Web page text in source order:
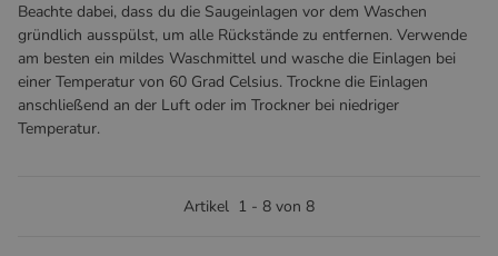
Beachte dabei, dass du die Saugeinlagen vor dem Waschen
gründlich ausspülst, um alle Rückstände zu entfernen. Verwende
am besten ein mildes Waschmittel und wasche die Einlagen bei
einer Temperatur von 60 Grad Celsius. Trockne die Einlagen
anschließend an der Luft oder im Trockner bei niedriger
Temperatur.
Artikel 1 - 8 von 8